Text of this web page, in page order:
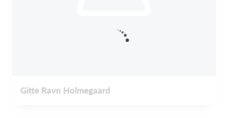
Gitte Ravn Holmegaard